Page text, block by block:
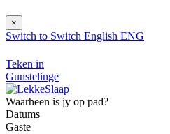
×
Switch to Switch English ENG
Teken in
Gunstelinge
Waarheen is jy op pad?
Datums
Gaste